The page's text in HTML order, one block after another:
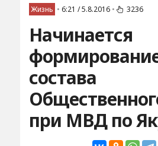
Жизнь • 6:21 / 5.8.2016 • 3236
Начинается
состава
при МВД по